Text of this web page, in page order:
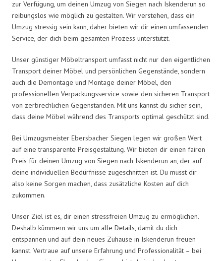
zur Verfügung, um deinen Umzug von Siegen nach Iskenderun so
reibungslos wie möglich zu gestalten. Wir verstehen, dass ein
Umzug stressig sein kann, daher bieten wir dir einen umfassenden
Service, der dich beim gesamten Prozess unterstützt.
Unser günstiger Möbeltransport umfasst nicht nur den eigentlichen
Transport deiner Möbel und persönlichen Gegenstände, sondern
auch die Demontage und Montage deiner Möbel, den
professionellen Verpackungsservice sowie den sicheren Transport
von zerbrechlichen Gegenständen. Mit uns kannst du sicher sein,
dass deine Möbel während des Transports optimal geschützt sind.
Bei Umzugsmeister Ebersbacher Siegen legen wir großen Wert
auf eine transparente Preisgestaltung. Wir bieten dir einen fairen
Preis für deinen Umzug von Siegen nach Iskenderun an, der auf
deine individuellen Bedürfnisse zugeschnitten ist. Du musst dir
also keine Sorgen machen, dass zusätzliche Kosten auf dich
zukommen.
Unser Ziel ist es, dir einen stressfreien Umzug zu ermöglichen.
Deshalb kümmern wir uns um alle Details, damit du dich
entspannen und auf dein neues Zuhause in Iskenderun freuen
kannst. Vertraue auf unsere Erfahrung und Professionalität – bei